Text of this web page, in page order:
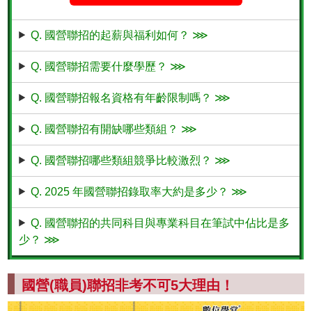
Q. 國營聯招的起薪與福利如何？ ⋙
Q. 國營聯招需要什麼學歷？ ⋙
Q. 國營聯招報名資格有年齡限制嗎？ ⋙
Q. 國營聯招有開缺哪些類組？ ⋙
Q. 國營聯招哪些類組競爭比較激烈？ ⋙
Q. 2025 年國營聯招錄取率大約是多少？ ⋙
Q. 國營聯招的共同科目與專業科目在筆試中佔比是多
少？ ⋙
國營(職員)聯招非考不可5大理由！